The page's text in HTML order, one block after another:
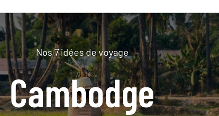
Nos 7 idées de voyage
Cambodge